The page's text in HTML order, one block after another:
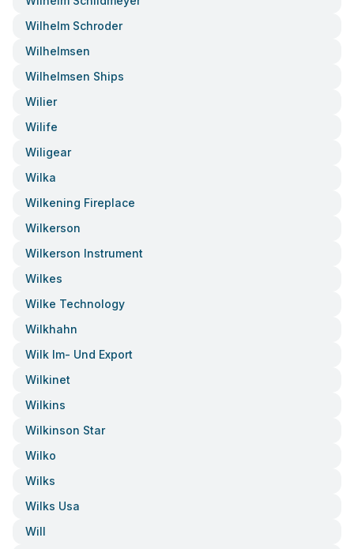
Wilhelm Schroder
Wilhelmsen
Wilhelmsen Ships
Wilier
Wilife
Wiligear
Wilka
Wilkening Fireplace
Wilkerson
Wilkerson Instrument
Wilkes
Wilke Technology
Wilkhahn
Wilk Im- Und Export
Wilkinet
Wilkins
Wilkinson Star
Wilko
Wilks
Wilks Usa
Will